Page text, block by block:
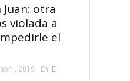
Juan: otra
violada a
el
2019 En: El